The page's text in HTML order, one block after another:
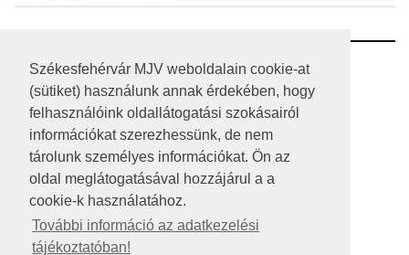
Székesfehérvár MJV weboldalain cookie-at
(sütiket) használunk annak érdekében, hogy
felhasználóink oldallátogatási szokásairól
információkat szerezhessünk, de nem
tárolunk személyes információkat. Ön az
oldal meglátogatásával hozzájárul a a
cookie-k használatához.
További információ az adatkezelési
tájékoztatóban!
RSS
A HONLAP 2017.03.31-I ÁLLAPOTA
JOGI NYILATKOZAT
IMPRESSZUM
KÖZÉRDEKŰ ADATOK